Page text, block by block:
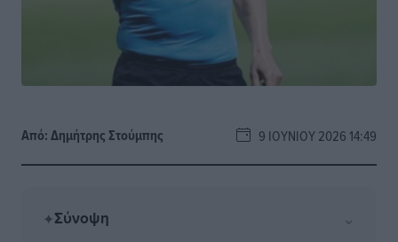
Από:Δημήτρης Στούμπης 9 ΙΟΥΝΊΟΥ 2026 14:49
✦Σύνοψη ⌄